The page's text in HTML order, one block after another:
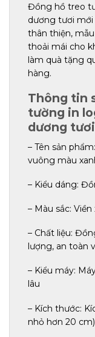
Đồng hồ treo
dương tươi mới
thân thiện,
thoải mái cho
làm quà tặng
hàng.
Thông tin
tường in
dương
– Tên sản
vuông màu
– Kiểu dáng:
– Màu sắc:
– Chất liệu:
lượng, an toàn
– Kiểu máy:
lâu
– Kích thước:
nhỏ hơn 20 cm)